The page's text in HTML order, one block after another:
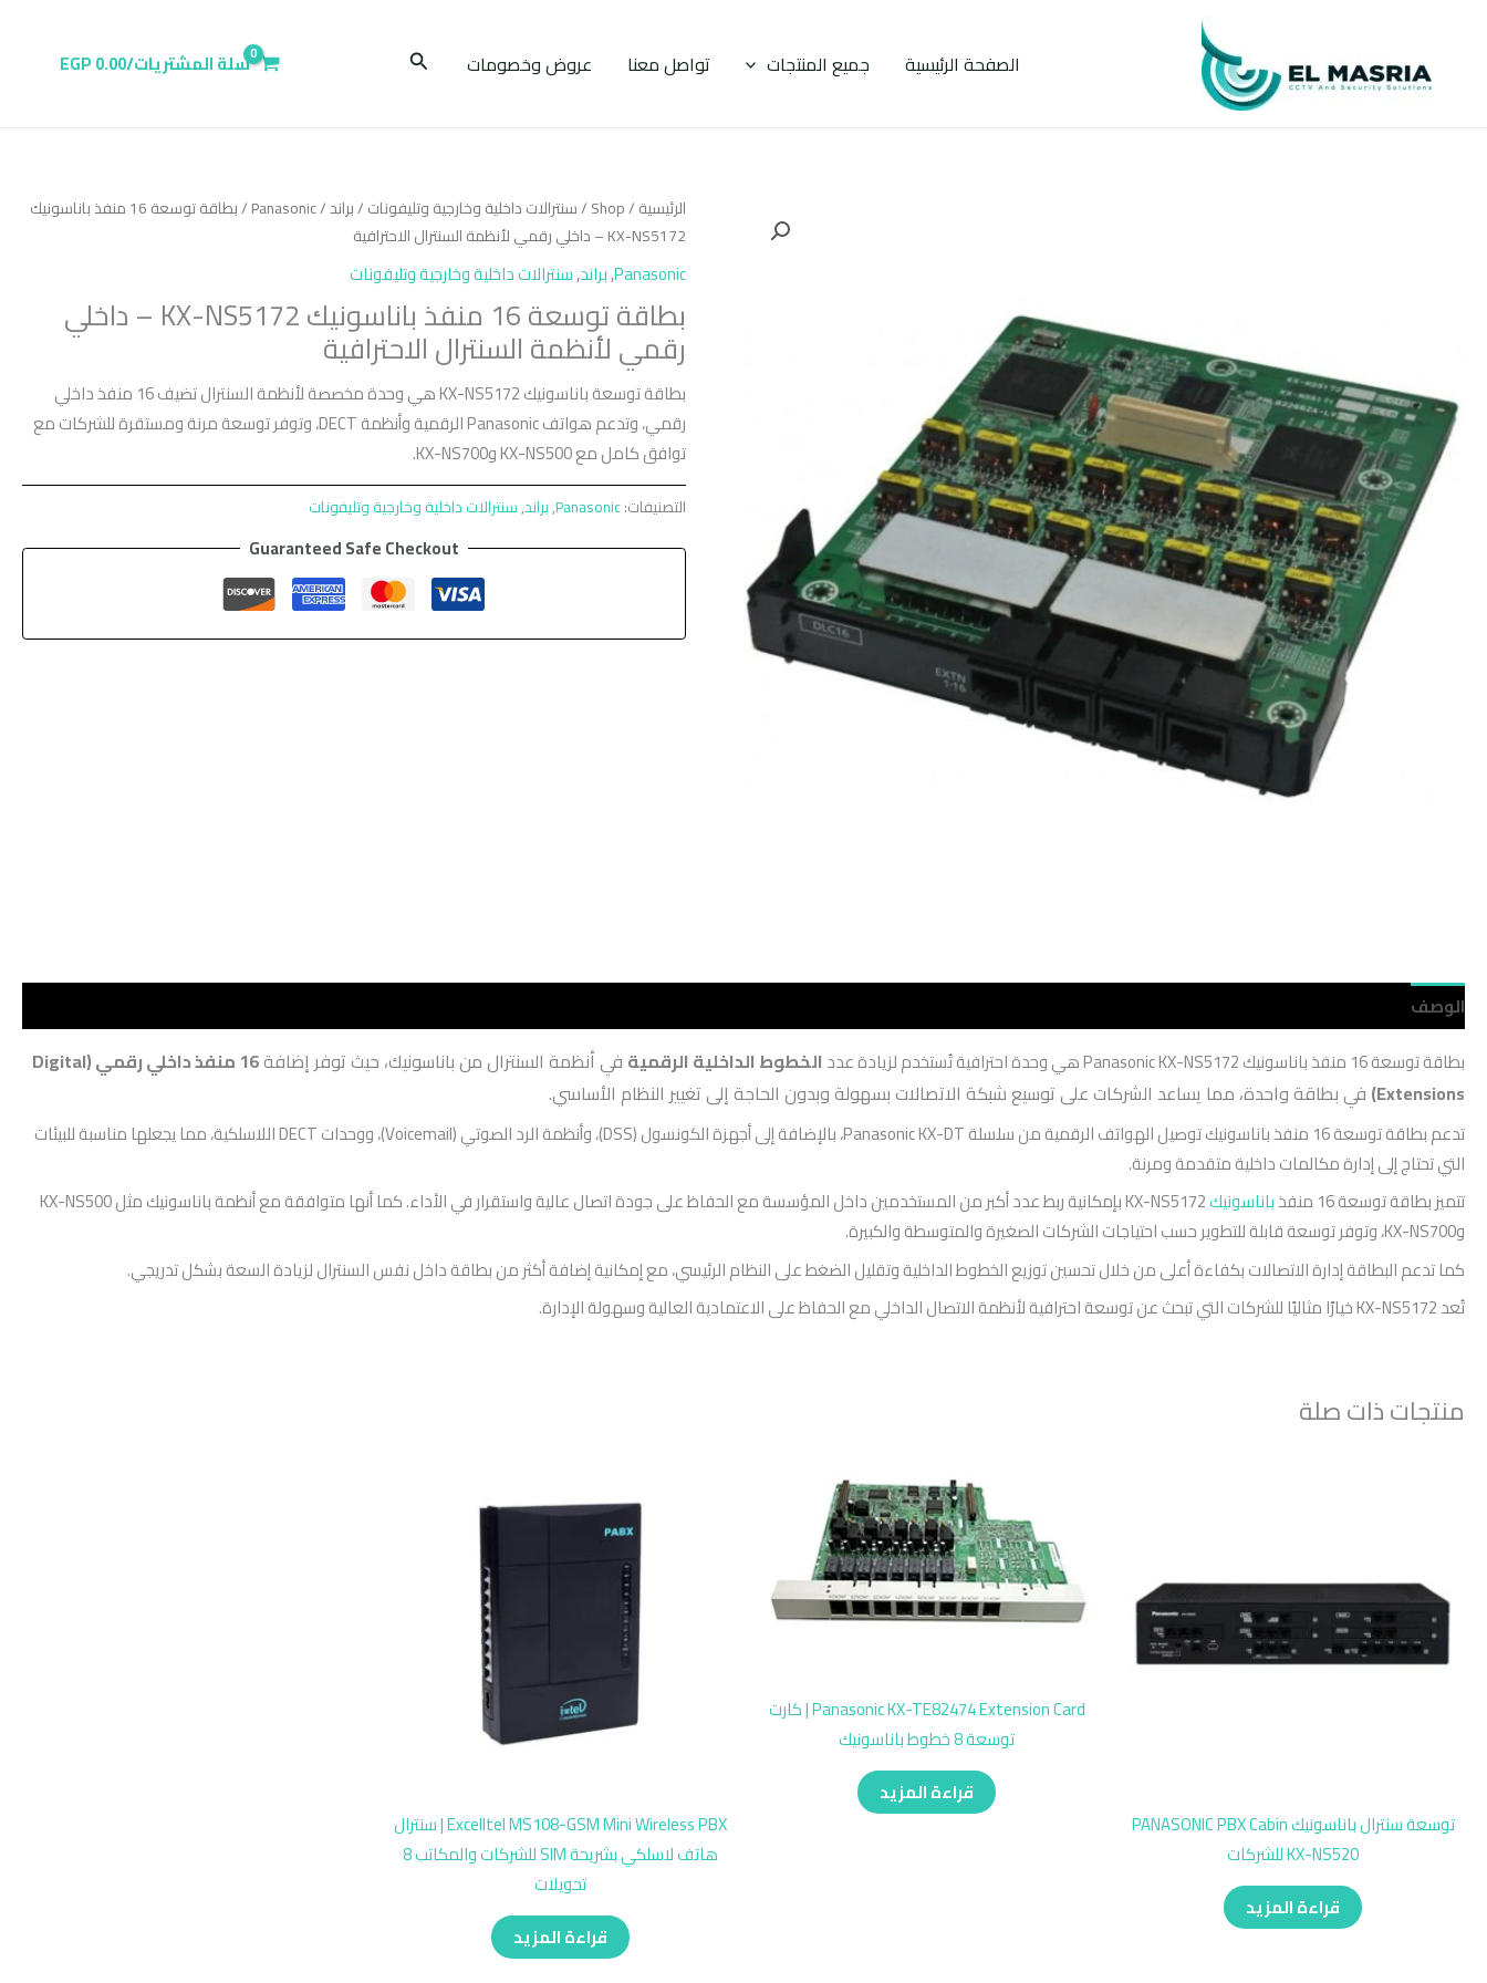
المحتوى
الصفحة الرئيسية جميع المنتجات تواصل معنا عروض وخصومات البحث سلة المشتريات/0.00
EGP
الرئيسية/
Shop
/سنترالات داخلية وخارجية وتليفونات/براند/
Panasonic
/ بطاقة توسعة 16 منفذ باناسونيك
KX-NS5172 – داخلي رقمي لأنظمة السنترال الاحترافية
Panasonic
,براند,سنترالات داخلية وخارجية وتليفونات
بطاقة توسعة 16 منفذ باناسونيك KX-NS5172 – داخلي
رقمي لأنظمة السنترال الاحترافية
بطاقة توسعة باناسونيك KX-NS5172 هي وحدة مخصصة لأنظمة السنترال تضيف 16 منفذ داخلي
رقمي، وتدعم هواتف Panasonic الرقمية وأنظمة DECT، وتوفر توسعة مرنة ومستقرة للشركات مع
توافق كامل مع KX-NS500 وKX-NS700.
التصنيفات:Panasonic
,براند,سنترالات داخلية وخارجية وتليفونات
Guaranteed Safe Checkout
الوصف
بطاقة توسعة 16 منفذ باناسونيك Panasonic KX-NS5172 هي وحدة احترافية تُستخدم لزيادة عدد
الخطوط الداخلية الرقمية في أنظمة السنترال من باناسونيك، حيث توفر إضافة
16 منفذ داخلي رقمي (Digital
Extensions) في بطاقة واحدة، مما يساعد الشركات على توسيع شبكة الاتصالات بسهولة وبدون الحاجة إلى تغيير النظام الأساسي.
تدعم بطاقة توسعة 16 منفذ باناسونيك توصيل الهواتف الرقمية من سلسلة Panasonic KX-DT، بالإضافة إلى أجهزة الكونسول (DSS)، وأنظمة الرد الصوتي (Voicemail)، ووحدات DECT اللاسلكية، مما يجعلها مناسبة للبيئات
التي تحتاج إلى إدارة مكالمات داخلية متقدمة ومرنة.
تتميز بطاقة توسعة 16 منفذ
باناسونيك
KX-NS5172 بإمكانية ربط عدد أكبر من المستخدمين داخل المؤسسة مع الحفاظ على جودة اتصال عالية واستقرار في الأداء. كما أنها متوافقة مع أنظمة باناسونيك مثل KX-NS500
وKX-NS700، وتوفر توسعة قابلة للتطوير حسب احتياجات الشركات الصغيرة والمتوسطة والكبيرة.
كما تدعم البطاقة إدارة الاتصالات بكفاءة أعلى من خلال تحسين توزيع الخطوط الداخلية وتقليل الضغط على النظام الرئيسي، مع إمكانية إضافة أكثر من بطاقة داخل نفس السنترال لزيادة السعة بشكل تدريجي.
تُعد KX-NS5172 خيارًا مثاليًا للشركات التي تبحث عن توسعة احترافية لأنظمة الاتصال الداخلي مع الحفاظ على الاعتمادية العالية وسهولة الإدارة.
منتجات ذات صلة
توسعة سنترال باناسونيك PANASONIC PBX Cabin
KX-NS520 للشركات
قراءة المزيد
Panasonic KX-TE82474 Extension Card | كارت
توسعة 8 خطوط باناسونيك
قراءة المزيد
Excelltel MS108-GSM Mini Wireless PBX | سنترال
هاتف لاسلكي بشريحة SIM للشركات والمكاتب 8
تحويلات
قراءة المزيد